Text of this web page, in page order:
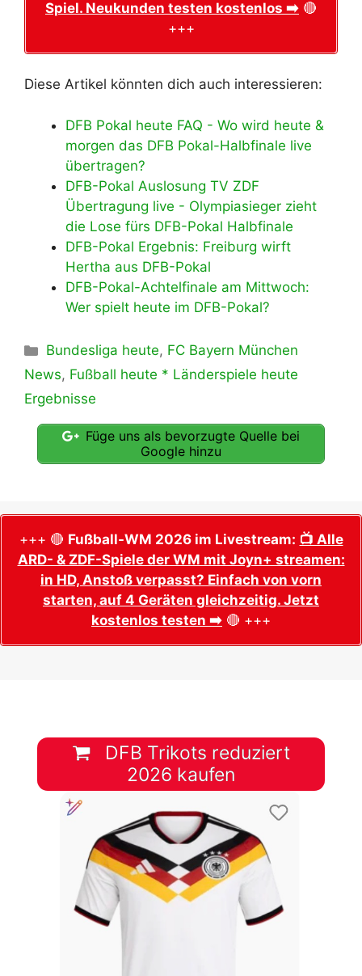
Spiel. Neukunden testen kostenlos ➡️ 🔴
+++
Diese Artikel könnten dich auch interessieren:
DFB Pokal heute FAQ - Wo wird heute &
morgen das DFB Pokal-Halbfinale live
übertragen?
DFB-Pokal Auslosung TV ZDF
Übertragung live - Olympiasieger zieht
die Lose fürs DFB-Pokal Halbfinale
DFB-Pokal Ergebnis: Freiburg wirft
Hertha aus DFB-Pokal
DFB-Pokal-Achtelfinale am Mittwoch:
Wer spielt heute im DFB-Pokal?
Kategorien
Bundesliga heute, FC Bayern München
News, Fußball heute * Länderspiele heute
Ergebnisse
Füge uns als bevorzugte Quelle bei
Google hinzu
+++ 🔴 Fußball-WM 2026 im Livestream: 📺 Alle
ARD- & ZDF-Spiele der WM mit Joyn+ streamen:
in HD, Anstoß verpasst? Einfach von vorn
starten, auf 4 Geräten gleichzeitig. Jetzt
kostenlos testen ➡️ 🔴 +++
DFB Trikots reduziert
2026 kaufen